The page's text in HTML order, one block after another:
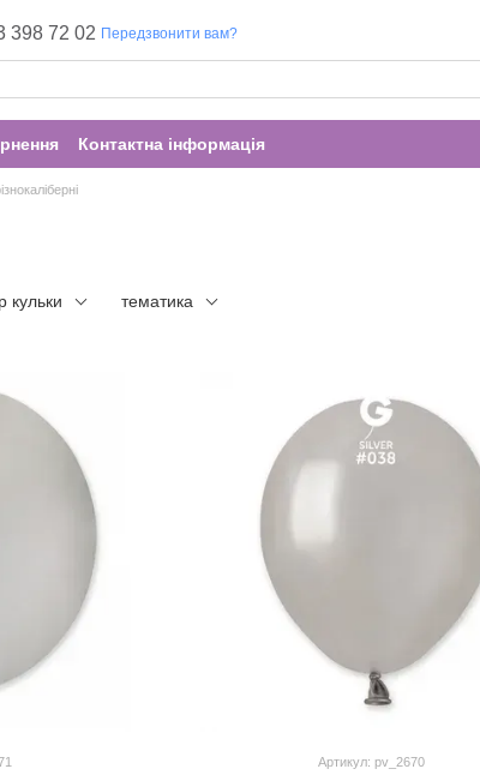
398 72 02 Передзвонити вам?
Контактна інформація
кульки тематика
Артикул: pv_2670